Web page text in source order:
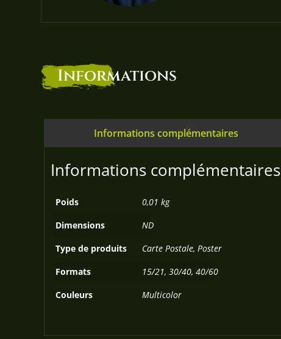
Informations
Informations complémentaires
Informations complémentaires
Poids
0,01 kg
Dimensions
ND
Type de produits
Carte Postale, Poster
Formats
15/21, 30/40, 40/60
Couleurs
Multicolor